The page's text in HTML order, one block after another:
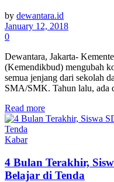
by dewantara.id
January 12, 2018
0
Dewantara, Jakarta-
(Kemendikbud) mengubah
semua jenjang dari sekolah
SMA/SMK. Tahun lalu, ada
Read more
Kabar
4 Bulan Terakhir,
Belajar di Tenda